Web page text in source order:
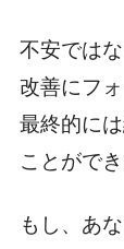
不安ではな
改善にフォ
最終的に
ことがで
もし、あな